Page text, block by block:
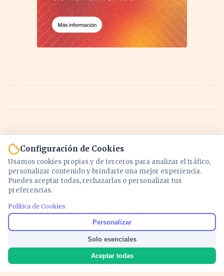
Noticias y análisis de economía, mercados,
inversión y política. Información actualizada
para entender lo que mueve tu dinero y tu
país.
Configuración de Cookies
Usamos cookies propias y de terceros para analizar el tráfico,
personalizar contenido y brindarte una mejor experiencia.
Puedes aceptar todas, rechazarlas o personalizar tus
preferencias.
Política de Cookies
Personalizar
Solo esenciales
Aceptar todas